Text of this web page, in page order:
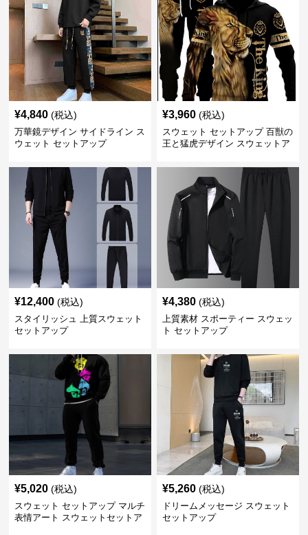
¥4,840 (税込)
万華鏡デザイン サイドライン ス
ウェット セットアップ
¥3,960 (税込)
スウェット セットアップ 百獣の
王と猛虎デザイン スウェットア
¥12,400 (税込)
スタイリッシュ 上質スウェット
セットアップ
¥4,380 (税込)
上質素材 スポーティー スウェッ
ト セットアップ
¥5,020 (税込)
スウェット セットアップ マルチ
表情アート スウェットセットア
¥5,260 (税込)
ドリームメッセージ スウェット
セットアップ